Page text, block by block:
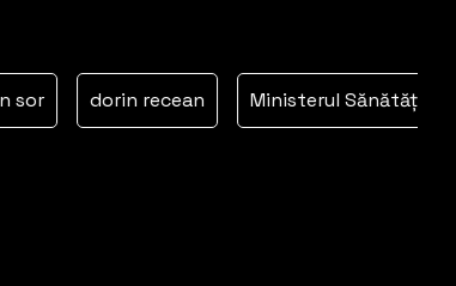
dorin recean Ministerul Sănătății